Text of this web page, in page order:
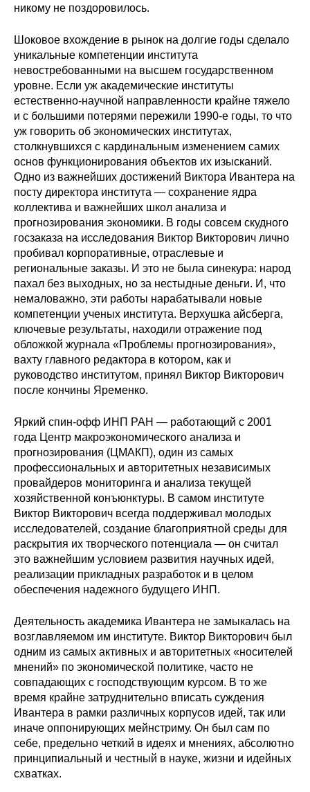
никому не поздоровилось.
Шоковое вхождение в рынок на долгие годы сделало
уникальные компетенции института
невостребованными на высшем государственном
уровне. Если уж академические институты
естественно-научной направленности крайне тяжело
и с большими потерями пережили 1990-е годы, то что
уж говорить об экономических институтах,
столкнувшихся с кардинальным изменением самих
основ функционирования объектов их изысканий.
Одно из важнейших достижений Виктора Ивантера на
посту директора института — сохранение ядра
коллектива и важнейших школ анализа и
прогнозирования экономики. В годы совсем скудного
госзаказа на исследования Виктор Викторович лично
пробивал корпоративные, отраслевые и
региональные заказы. И это не была синекура: народ
пахал без выходных, но за нестыдные деньги. И, что
немаловажно, эти работы нарабатывали новые
компетенции ученых института. Верхушка айсберга,
ключевые результаты, находили отражение под
обложкой журнала «Проблемы прогнозирования»,
вахту главного редактора в котором, как и
руководство институтом, принял Виктор Викторович
после кончины Яременко.
Яркий спин-офф ИНП РАН — работающий с 2001
года Центр макроэкономического анализа и
прогнозирования (ЦМАКП), один из самых
профессиональных и авторитетных независимых
провайдеров мониторинга и анализа текущей
хозяйственной конъюнктуры. В самом институте
Виктор Викторович всегда поддерживал молодых
исследователей, создание благоприятной среды для
раскрытия их творческого потенциала — он считал
это важнейшим условием развития научных идей,
реализации прикладных разработок и в целом
обеспечения надежного будущего ИНП.
Деятельность академика Ивантера не замыкалась на
возглавляемом им институте. Виктор Викторович был
одним из самых активных и авторитетных «носителей
мнений» по экономической политике, часто не
совпадающих с господствующим курсом. В то же
время крайне затруднительно вписать суждения
Ивантера в рамки различных корпусов идей, так или
иначе оппонирующих мейнстриму. Он был сам по
себе, предельно четкий в идеях и мнениях, абсолютно
принципиальный и честный в науке, жизни и идейных
схватках.